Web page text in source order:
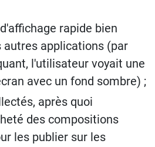
rapide bien
autres applications (par
l'utilisateur voyait une
avec un fond sombre) ;
après quoi
des compositions
les publier sur les